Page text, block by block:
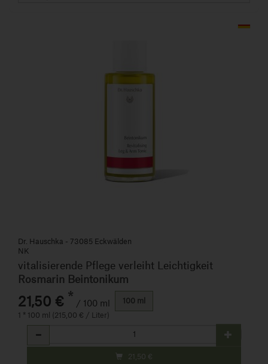
Dr. Hauschka - 73085 Eckwälden
NK
vitalisierende Pflege verleiht Leichtigkeit
Rosmarin Beintonikum
21,50 € * / 100 ml
1 * 100 ml (215,00 € / Liter)
100 ml
Anzahl
21,50 €